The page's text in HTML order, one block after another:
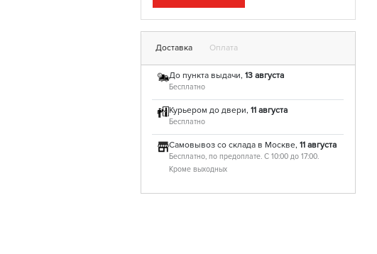
Доставка Оплата
До пункта выдачи, 13 августа
Бесплатно
Курьером до двери, 11 августа
Бесплатно
Самовывоз со склада в Москве, 11 августа
Бесплатно, по предоплате. С 10:00 до 17:00.
Кроме выходных